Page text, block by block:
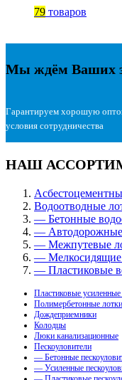
79 товаров
Мы ждём Ваших
Гарантируем хорошую
условия сотрудничества
НАШ
Водоотводные
— Бетонные
— Автодорожные
— Межпутевые
— Мелкосидящие
— Пластиковые
Пластиковые
Полимербетонные лотки
Дождеприемники
Колодцы
Люки канализационные
Пескоуловители
— Бетонные
— Усиленные